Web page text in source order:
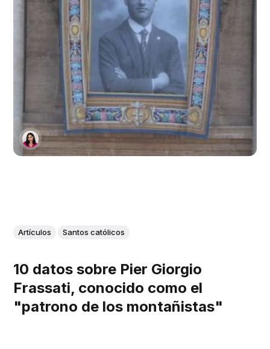
Artículos Santos católicos
10 datos sobre Pier Giorgio
Frassati, conocido como el
"patrono de los montañistas"